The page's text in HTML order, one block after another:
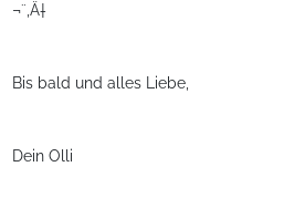
¬¨‚Ä†
Bis bald und alles Liebe,
Dein Olli